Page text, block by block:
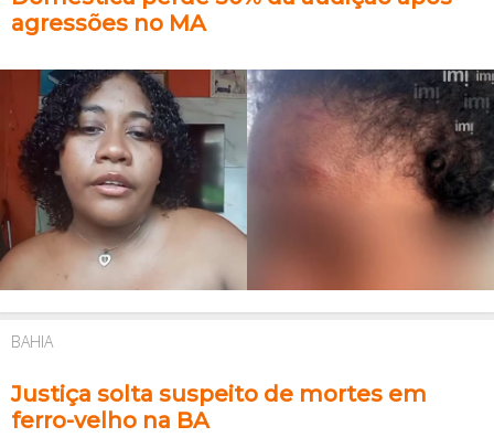
agressões no MA
BAHIA
Justiça solta suspeito de mortes em
ferro-velho na BA